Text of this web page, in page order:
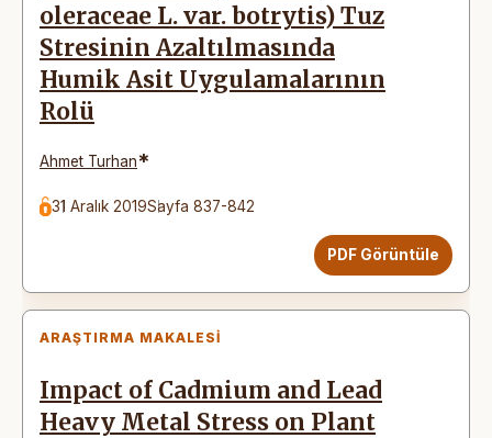
oleraceae L. var. botrytis) Tuz
Stresinin Azaltılmasında
Humik Asit Uygulamalarının
Rolü
Ahmet Turhan*
31 Aralık 2019Sayfa 837-842
PDF Görüntüle
ARAŞTIRMA MAKALESI
Impact of Cadmium and Lead
Heavy Metal Stress on Plant